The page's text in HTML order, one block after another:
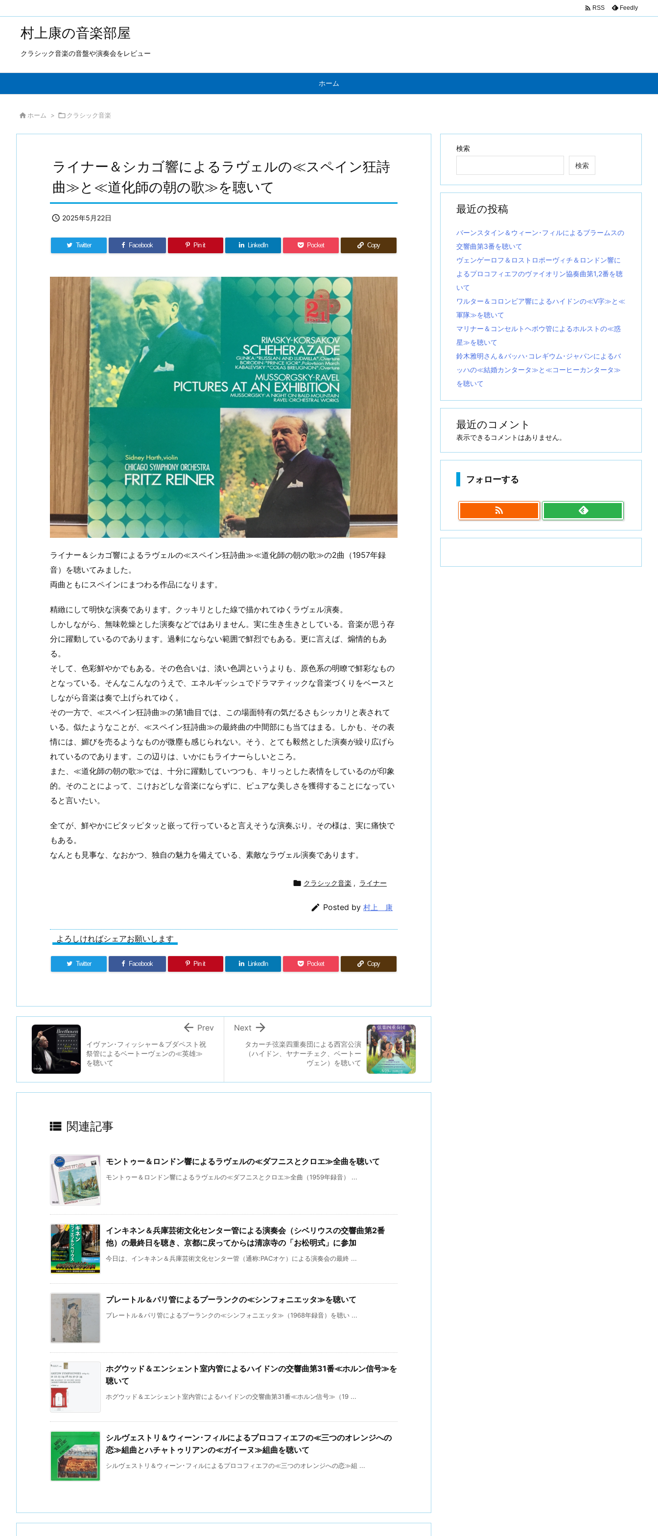
村上康の音楽部屋
クラシック音楽の音盤や演奏会をレビュー
ホーム
 RSS Feedly
 ホーム > クラシック音楽
ライナー＆シカゴ響によるラヴェルの≪スペイン狂詩
曲≫と≪道化師の朝の歌≫を聴いて
 2025年5月22日
Twitter Facebook Pin it LinkedIn Pocket Copy
ライナー＆シカゴ響によるラヴェルの≪スペイン狂詩曲≫≪道化師の朝の歌≫の2曲（1957年録
音）を聴いてみました。
両曲ともにスペインにまつわる作品になります。
精緻にして明快な演奏であります。クッキリとした線で描かれてゆくラヴェル演奏。
しかしながら、無味乾燥とした演奏などではありません。実に生き生きとしている。音楽が思う存
分に躍動しているのであります。過剰にならない範囲で鮮烈でもある。更に言えば、煽情的もあ
る。
そして、色彩鮮やかでもある。その色合いは、淡い色調というよりも、原色系の明瞭で鮮彩なもの
となっている。そんなこんなのうえで、エネルギッシュでドラマティックな音楽づくりをベースと
しながら音楽は奏で上げられてゆく。
その一方で、≪スペイン狂詩曲≫の第1曲目では、この場面特有の気だるさもシッカリと表されて
いる。似たようなことが、≪スペイン狂詩曲≫の最終曲の中間部にも当てはまる。しかも、その表
情には、媚びを売るようなものが微塵も感じられない。そう、とても毅然とした演奏が繰り広げら
れているのであります。この辺りは、いかにもライナーらしいところ。
また、≪道化師の朝の歌≫では、十分に躍動していつつも、キリっとした表情をしているのが印象
的。そのことによって、こけおどしな音楽にならずに、ピュアな美しさを獲得することになってい
ると言いたい。
全てが、鮮やかにピタッピタッと嵌って行っていると言えそうな演奏ぶり。その様は、実に痛快で
もある。
なんとも見事な、なおかつ、独自の魅力を備えている、素敵なラヴェル演奏であります。
 クラシック音楽 , ライナー
 Posted by 村上 康
よろしければシェアお願いします
Twitter Facebook Pin it LinkedIn Pocket Copy
タカーチ弦楽四重奏団による西宮公演
（ハイドン、ヤナーチェク、ベートー
ヴェン）を聴いて

Next
イヴァン･フィッシャー＆ブダペスト祝
祭管によるベートーヴェンの≪英雄≫
を聴いて
 Prev
 関連記事
モントゥー＆ロンドン響によるラヴェルの≪ダフニスとクロエ≫全曲を聴いて
モントゥー＆ロンドン響によるラヴェルの≪ダフニスとクロエ≫全曲（1959年録音） ...
インキネン＆兵庫芸術文化センター管による演奏会（シベリウスの交響曲第2番
他）の最終日を聴き、京都に戻ってからは清凉寺の「お松明式」に参加
今日は、インキネン＆兵庫芸術文化センター管（通称:PACオケ）による演奏会の最終 ...
プレートル＆パリ管によるプーランクの≪シンフォニエッタ≫を聴いて
プレートル＆パリ管によるプーランクの≪シンフォニエッタ≫（1968年録音）を聴い ...
ホグウッド＆エンシェント室内管によるハイドンの交響曲第31番≪ホルン信号≫を
聴いて
ホグウッド＆エンシェント室内管によるハイドンの交響曲第31番≪ホルン信号≫（19 ...
シルヴェストリ＆ウィーン･フィルによるプロコフィエフの≪三つのオレンジへの
恋≫組曲とハチャトゥリアンの≪ガイーヌ≫組曲を聴いて
シルヴェストリ＆ウィーン･フィルによるプロコフィエフの≪三つのオレンジへの恋≫組 ...
検索
検索
最近の投稿
バーンスタイン＆ウィーン･フィルによるブラームスの
交響曲第3番を聴いて
ヴェンゲーロフ＆ロストロポーヴィチ＆ロンドン響に
よるプロコフィエフのヴァイオリン協奏曲第1,2番を聴
いて
ワルター＆コロンビア響によるハイドンの≪V字≫と≪
軍隊≫を聴いて
マリナー＆コンセルトヘボウ管によるホルストの≪惑
星≫を聴いて
鈴木雅明さん＆バッハ･コレギウム･ジャパンによるバ
ッハの≪結婚カンタータ≫と≪コーヒーカンタータ≫
を聴いて
最近のコメント
表示できるコメントはありません。
フォローする
